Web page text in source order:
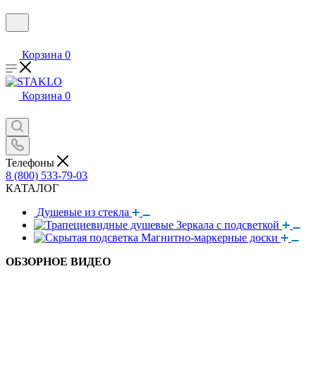
Корзина 0
Корзина 0
Телефоны
8 (800) 533-79-03
КАТАЛОГ
Душевые из стекла
Зеркала с подсветкой
Магнитно-маркерные доски
ОБЗОРНОЕ ВИДЕО